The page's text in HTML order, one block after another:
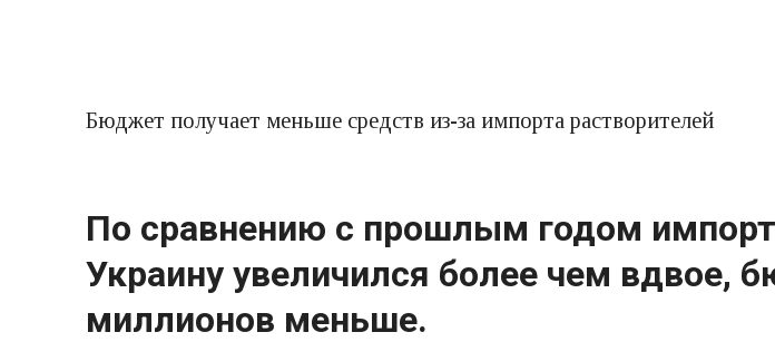
Бюджет получает меньше средств из-за импорта растворителей
По сравнению с прошлым годом
Украину увеличился более чем вдвое,
миллионов меньше.